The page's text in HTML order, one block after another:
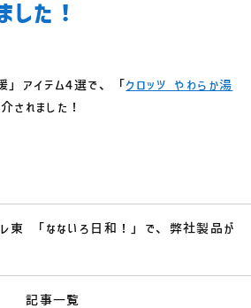
した！
アイテム4選で、「 クロッツ やわらか湯
されました！
東 「なないろ日和！」で、弊社製品が
記事一覧